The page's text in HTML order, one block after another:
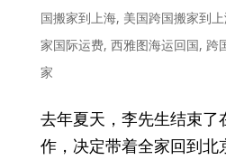
国搬家到上海, 美国跨国搬家到
家国际运费, 西雅图海运回国, 跨
家
去年夏天，李先生结束了
作，决定带着全家回到北